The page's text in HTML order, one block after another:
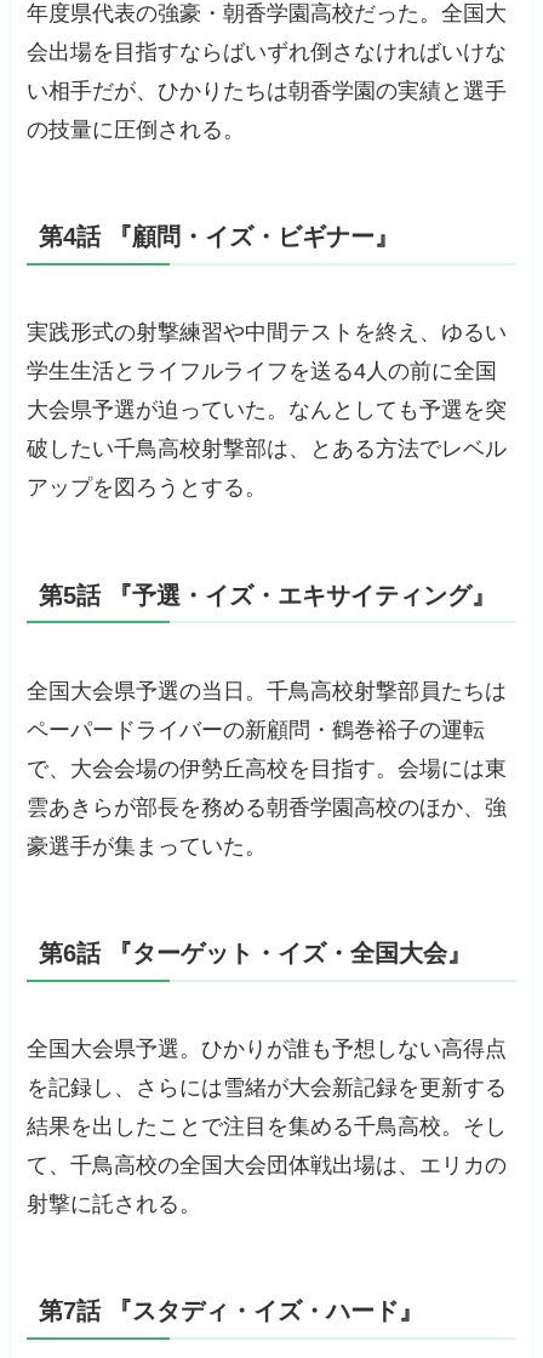
年度県代表の強豪・朝香学園高校だった。全国大
会出場を目指すならばいずれ倒さなければいけな
い相手だが、ひかりたちは朝香学園の実績と選手
の技量に圧倒される。
第4話 『顧問・イズ・ビギナー』
実践形式の射撃練習や中間テストを終え、ゆるい
学生生活とライフルライフを送る4人の前に全国
大会県予選が迫っていた。なんとしても予選を突
破したい千鳥高校射撃部は、とある方法でレベル
アップを図ろうとする。
第5話 『予選・イズ・エキサイティング』
全国大会県予選の当日。千鳥高校射撃部員たちは
ペーパードライバーの新顧問・鶴巻裕子の運転
で、大会会場の伊勢丘高校を目指す。会場には東
雲あきらが部長を務める朝香学園高校のほか、強
豪選手が集まっていた。
第6話 『ターゲット・イズ・全国大会』
全国大会県予選。ひかりが誰も予想しない高得点
を記録し、さらには雪緒が大会新記録を更新する
結果を出したことで注目を集める千鳥高校。そし
て、千鳥高校の全国大会団体戦出場は、エリカの
射撃に託される。
第7話 『スタディ・イズ・ハード』